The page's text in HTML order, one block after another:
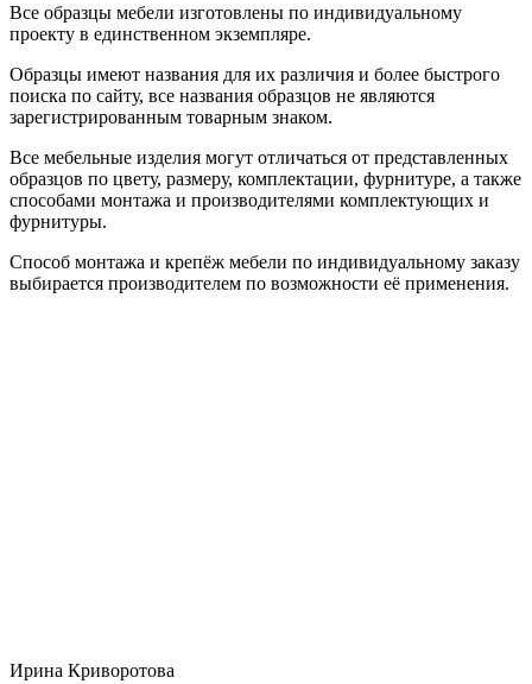
Все образцы мебели изготовлены по индивидуальному
проекту в единственном экземпляре.
Образцы имеют названия для их различия и более быстрого
поиска по сайту, все названия образцов не являются
зарегистрированным товарным знаком.
Все мебельные изделия могут отличаться от представленных
образцов по цвету, размеру, комплектации, фурнитуре, а также
способами монтажа и производителями комплектующих и
фурнитуры.
Способ монтажа и крепёж мебели по индивидуальному заказу
выбирается производителем по возможности её применения.
Ирина Криворотова